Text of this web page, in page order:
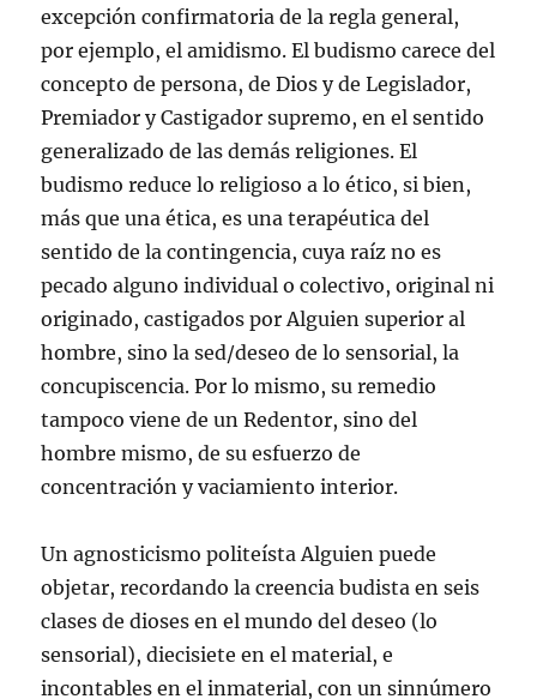
excepción confirmatoria de la regla general,
por ejemplo, el amidismo. El budismo carece del
concepto de persona, de Dios y de Legislador,
Premiador y Castigador supremo, en el sentido
generalizado de las demás religiones. El
budismo reduce lo religioso a lo ético, si bien,
más que una ética, es una terapéutica del
sentido de la contingencia, cuya raíz no es
pecado alguno individual o colectivo, original ni
originado, castigados por Alguien superior al
hombre, sino la sed/deseo de lo sensorial, la
concupiscencia. Por lo mismo, su remedio
tampoco viene de un Redentor, sino del
hombre mismo, de su esfuerzo de
concentración y vaciamiento interior.
Un agnosticismo politeísta Alguien puede
objetar, recordando la creencia budista en seis
clases de dioses en el mundo del deseo (lo
sensorial), diecisiete en el material, e
incontables en el inmaterial, con un sinnúmero